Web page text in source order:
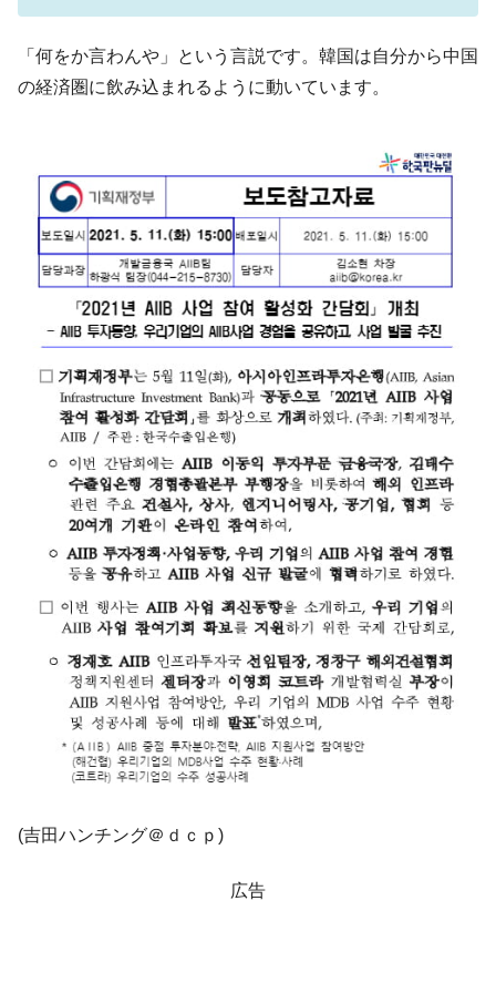
『Money1』
韓国政府「2035年までに18.4GW規模のAIデ
ータセンター整備」⇒ だから無理だってば。
『Money1』
韓国『国民年金公団』株価暴落で200兆蒸
発。
『Money1』
韓国政府「ニセＫ-ブランドを通報しようキ
ャンペーン」⇒ あの名物教授も登場！
『Money1』
韓国「橋が落ちました」⇒ 耐久性「なさす
ぎ」では。
『Money1』
韓国鉄鋼最大手『POSCO』ズブズブ沈む。
営業利益80.2％も減少
『Money1』
米国下院「韓国の公務員個人をターゲット
にぶん殴る法案」提出！⇒ クーパン問題は合衆国企業に対
する差別。許してはおかぬ
『Money1』
韓国ボンクラ政策室長･金容範、株価暴落に
他人事のような発言。
『Money1』
韓国半導体『SKハイニックス』2026年2Qの
業績「史上最高益」当期純利益は前年同期比13.4倍に。
機 ⇒ 10.7兆では損が出るからできない。
『Money1』
【速報】韓国株式市場の暴落・本日07月29
日(水)もサイドカー・サーキットブレイカーの二段コンボ
発動！
「何をか言わんや」という言説です。韓国は自分から中国
の経済圏に飲み込まれるように動いています。
(吉田ハンチング＠ｄｃｐ)
広告